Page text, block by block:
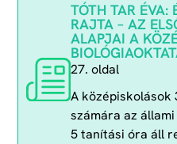
TÓTH TAR ÉVA:
RAJTA – AZ
ALAPJAI A
27. oldal
A középiskolások
számára az
5 tanítási óra áll